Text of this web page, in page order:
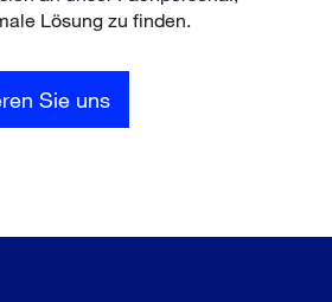
Lösung zu finden.
Sie uns